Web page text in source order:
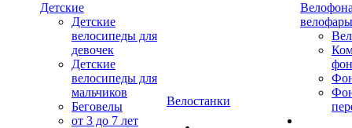
Детские
Детские
велосипеды для
девочек
Детские
велосипеды для
мальчиков
Беговелы
от 3 до 7 лет
Велостанки
велофары